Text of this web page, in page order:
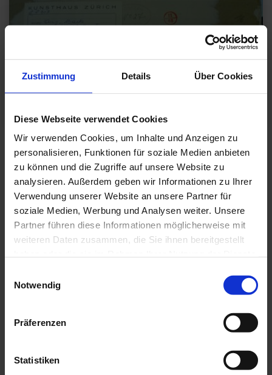
Zustimmung Details Über Cookies
Diese Webseite verwendet Cookies
Wir verwenden Cookies, um Inhalte und Anzeigen zu
personalisieren, Funktionen für soziale Medien anbieten
zu können und die Zugriffe auf unsere Website zu
analysieren. Außerdem geben wir Informationen zu Ihrer
Verwendung unserer Website an unsere Partner für
soziale Medien, Werbung und Analysen weiter. Unsere
Partner führen diese Informationen möglicherweise mit
weiteren Daten zusammen, die Sie ihnen bereitgestellt
Notwendig
Präferenzen
Statistiken
August Macke, Kairouan I, 1914, Rückseite des Aquarells mit
Provenienzhinweisen © Bayerische Staatsgemäldesammlungen
PROGRAMM AM 10. APRIL 2019
In der Pinakothek der Moderne finden drei Vorträge von
WissenschaftlerInnen und MitarbeiterInnen der
Bayerischen Staatsgemäldesammlungen zur
Provenienzforschung statt.
Johannes Gramlich und Jochen Meister"
15.00, Raum Temporär 2: "Ein Baustein unserer
(Studie)“. Erbenvertreterin Miriam Friedmann im Gespräch
mit Anja Zechel"
16.00, Treffpunkt Rotunde: "Gesammelt, beschlagnahmt,